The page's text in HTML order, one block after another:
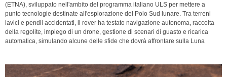
(ETNA), sviluppato nell'ambito del programma italiano ULS per mettere a
punto tecnologie destinate all'esplorazione del Polo Sud lunare. Tra terreni
lavici e pendii accidentati, il rover ha testato navigazione autonoma, raccolta
della regolite, impiego di un drone, gestione di scenari di guasto e ricarica
automatica, simulando alcune delle sfide che dovrà affrontare sulla Luna